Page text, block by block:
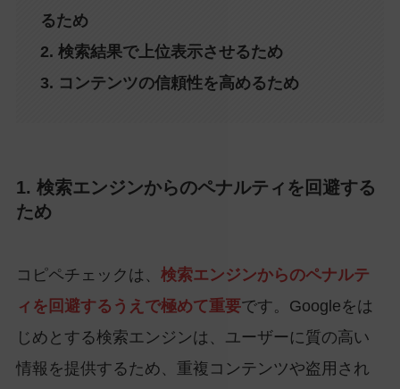
るため
2. 検索結果で上位表示させるため
3. コンテンツの信頼性を高めるため
1. 検索エンジンからのペナルティを回避する
ため
コピペチェックは、 検索エンジンからのペナルテ
ィを回避するうえで極めて重要です。Googleをは
じめとする検索エンジンは、ユーザーに質の高い
情報を提供するため、重複コンテンツや盗用され